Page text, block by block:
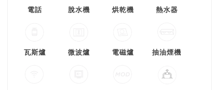
電話 脫水機 烘乾機 熱水器
瓦斯爐 微波爐 電磁爐 抽油煙機